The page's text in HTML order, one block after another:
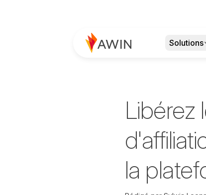
Solutions
Libérez
la